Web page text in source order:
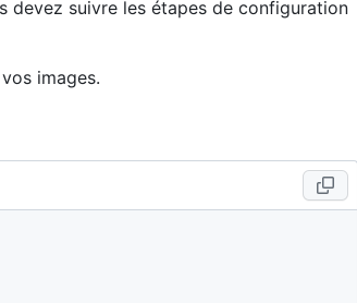
suivre les étapes de configuration
images.